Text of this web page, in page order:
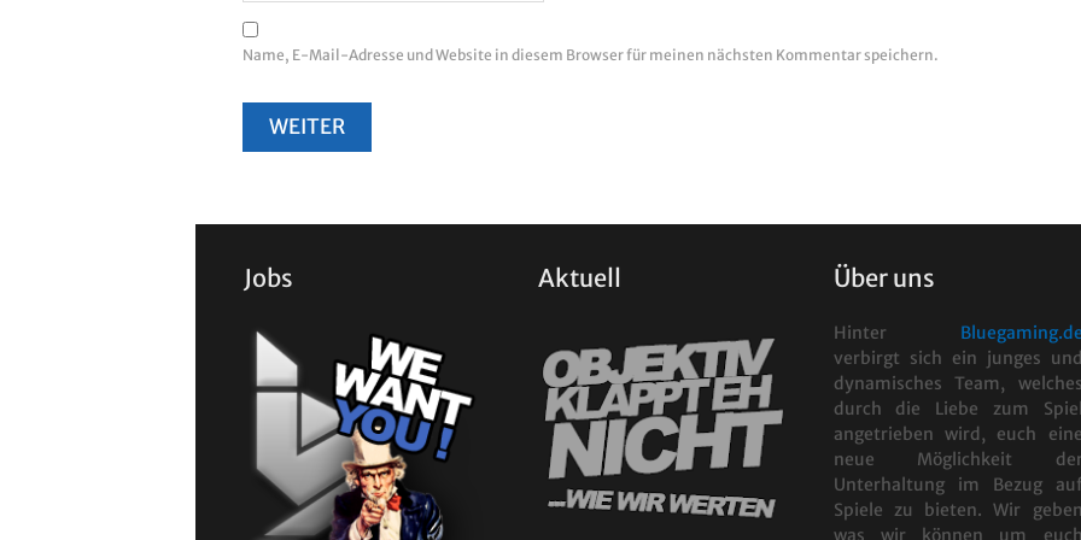
Name, E-Mail-Adresse und Website in diesem Browser für meinen nächsten Kommentar speichern.
Jobs Aktuell Über uns
Hinter Bluegaming.de
verbirgt sich ein junges und
dynamisches Team, welches
durch die Liebe zum Spiel
angetrieben wird, euch eine
neue Möglichkeit der
Unterhaltung im Bezug
Spiele zu bieten. Wir geben
was wir können um euch